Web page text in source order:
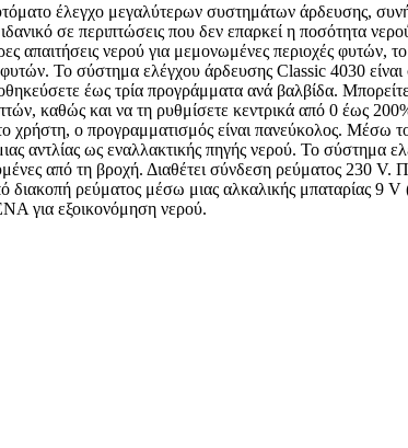
έλεγχο μεγαλύτερων συστημάτων άρδευσης,
σε περιπτώσεις που δεν επαρκεί η ποσότητα
νερού για μεμονωμένες περιοχές φυτών,
Το σύστημα ελέγχου άρδευσης Classic 4030
έως τρία προγράμματα ανά βαλβίδα. Μπορείτε
καθώς και να τη ρυθμίσετε κεντρικά από 0 έως
χρήστη, ο προγραμματισμός είναι πανεύκολος. Μέσω
αντλίας ως εναλλακτικής πηγής νερού. Το
από τη βροχή. Διαθέτει σύνδεση ρεύματος 230 V.
ρεύματος μέσω μιας αλκαλικής μπαταρίας 9 V
για εξοικονόμηση νερού.